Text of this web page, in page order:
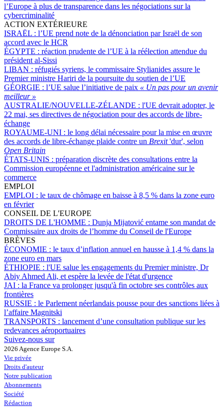
l’Europe à plus de transparence dans les négociations sur la
cybercriminalité
ACTION EXTÉRIEURE
ISRAËL : l’UE prend note de la dénonciation par Israël de son
accord avec le HCR
ÉGYPTE : réaction prudente de l’UE à la réélection attendue du
président al-Sissi
LIBAN : réfugiés syriens, le commissaire Stylianides assure le
Premier ministre Hariri de la poursuite du soutien de l’UE
GÉORGIE : l’UE salue l’initiative de paix « Un pas pour un avenir
meilleur »
AUSTRALIE/NOUVELLE-ZÉLANDE : l'UE devrait adopter, le
22 mai, ses directives de négociation pour des accords de libre-
échange
ROYAUME-UNI : le long délai nécessaire pour la mise en œuvre
des accords de libre-échange plaide contre un Brexit'dur', selon
Open Britain
ÉTATS-UNIS : préparation discrète des consultations entre la
Commission européenne et l'administration américaine sur le
commerce
EMPLOI
EMPLOI : le taux de chômage en baisse à 8,5 % dans la zone euro
en février
CONSEIL DE L'EUROPE
DROITS DE L'HOMME : Dunja Mijatović entame son mandat de
Commissaire aux droits de l’homme du Conseil de l'Europe
BRÈVES
ÉCONOMIE : le taux d’inflation annuel en hausse à 1,4 % dans la
zone euro en mars
ÉTHIOPIE : l'UE salue les engagements du Premier ministre, Dr
Abiy Ahmed Ali, et espère la levée de l'état d'urgence
JAI : la France va prolonger jusqu'à fin octobre ses contrôles aux
frontières
RUSSIE : le Parlement néerlandais pousse pour des sanctions liées à
l’affaire Magnitski
TRANSPORTS : lancement d’une consultation publique sur les
redevances aéroportuaires
Suivez-nous sur
2026 Agence Europe S.A.
Vie privée
Droits d'auteur
Notre publication
Abonnements
Société
Rédaction